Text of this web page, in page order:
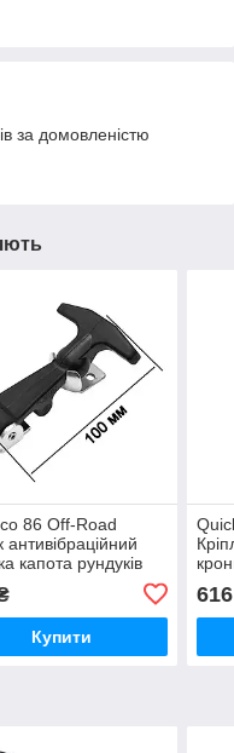
за домовленістю
86 Off-Road
антивібраційний
капота рундуків
Купити
616